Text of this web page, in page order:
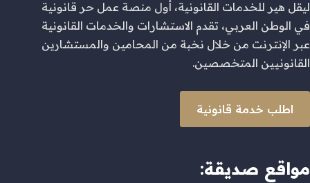
ليقل هير للخدمات القانونية، أول منصة عمل حر قانونية
في الوطن العربي، تقدم الاستشارات والخدمات القانونية
عبر الإنترنت من خلال نخبة من المحامين والمستشارين
القانونيين المتخصصين.
اطلب خدمة قانونية
مواقع صديقة: